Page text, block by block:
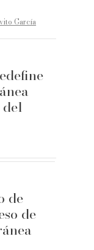
García
de
de